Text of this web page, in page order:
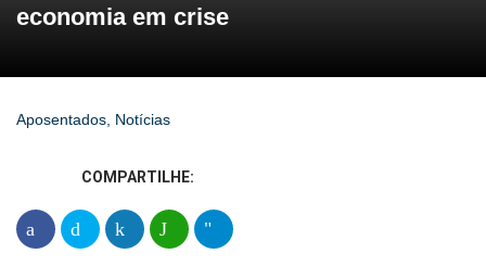
economia em crise
Aposentados, Notícias
COMPARTILHE: